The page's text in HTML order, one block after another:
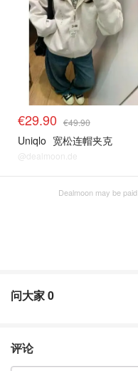
€29.90 €49.90
Uniqlo 宽松连帽夹克
@dealmoon.de
Dealmoon may be
问大家0
评论